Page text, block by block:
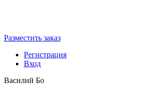
Разместить заказ
Регистрация
Вход
Василий Бо